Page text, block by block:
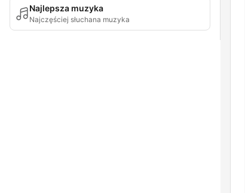
Najlepsza muzyka
Najczęściej słuchana muzyka